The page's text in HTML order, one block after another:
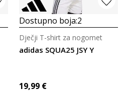
Dostupno boja:2
adidas SQUA25 JSY Y
Dječji T-shirt za nogomet
19,99 €